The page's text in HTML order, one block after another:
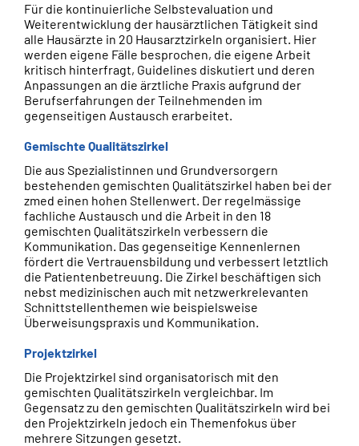
Für die kontinuierliche Selbstevaluation und
Weiterentwicklung der hausärztlichen Tätigkeit sind
alle Hausärzte in 20 Hausarztzirkeln organisiert. Hier
werden eigene Fälle besprochen, die eigene Arbeit
kritisch hinterfragt, Guidelines diskutiert und deren
Anpassungen an die ärztliche Praxis aufgrund der
Berufserfahrungen der Teilnehmenden im
gegenseitigen Austausch erarbeitet.
Gemischte Qualitätszirkel
Die aus Spezialistinnen und Grundversorgern
bestehenden gemischten Qualitätszirkel haben bei der
zmed einen hohen Stellenwert. Der regelmässige
fachliche Austausch und die Arbeit in den 18
gemischten Qualitätszirkeln verbessern die
Kommunikation. Das gegenseitige Kennenlernen
fördert die Vertrauensbildung und verbessert letztlich
die Patientenbetreuung. Die Zirkel beschäftigen sich
nebst medizinischen auch mit netzwerkrelevanten
Schnittstellenthemen wie beispielsweise
Überweisungspraxis und Kommunikation.
Projektzirkel
Die Projektzirkel sind organisatorisch mit den
gemischten Qualitätszirkeln vergleichbar. Im
Gegensatz zu den gemischten Qualitätszirkeln wird bei
den Projektzirkeln jedoch ein Themenfokus über
mehrere Sitzungen gesetzt.